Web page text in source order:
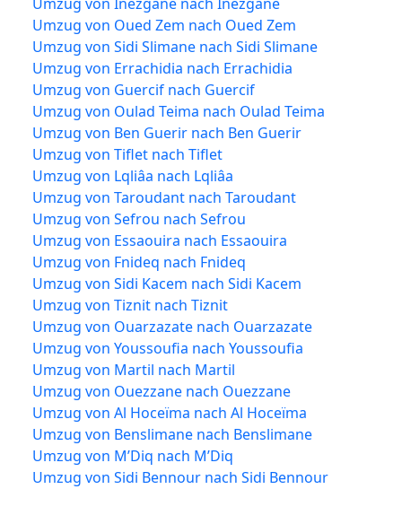
Umzug von Oued Zem nach Oued Zem
Umzug von Sidi Slimane nach Sidi Slimane
Umzug von Errachidia nach Errachidia
Umzug von Guercif nach Guercif
Umzug von Oulad Teima nach Oulad Teima
Umzug von Ben Guerir nach Ben Guerir
Umzug von Tiflet nach Tiflet
Umzug von Lqliâa nach Lqliâa
Umzug von Taroudant nach Taroudant
Umzug von Sefrou nach Sefrou
Umzug von Essaouira nach Essaouira
Umzug von Fnideq nach Fnideq
Umzug von Sidi Kacem nach Sidi Kacem
Umzug von Tiznit nach Tiznit
Umzug von Ouarzazate nach Ouarzazate
Umzug von Youssoufia nach Youssoufia
Umzug von Martil nach Martil
Umzug von Ouezzane nach Ouezzane
Umzug von Al Hoceïma nach Al Hoceïma
Umzug von Benslimane nach Benslimane
Umzug von M’Diq nach M’Diq
Umzug von Sidi Bennour nach Sidi Bennour